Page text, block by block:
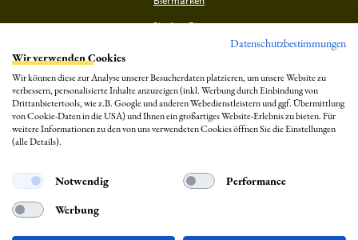
Stadion Bier
Bierhistorisches
Wo trinkt man welches Bier?
Hinweise
Datenschutzbestimmungen
Wir verwenden Cookies
Wir können diese zur Analyse unserer Besucherdaten platzieren, um unsere Website zu
verbessern, personalisierte Inhalte anzuzeigen (inkl. Werbung durch Einbindung von
Drittanbietertools, wie z.B. Google und anderen Webedienstleistern und ggf. Übermittlung
von Cookie-Daten in die USA) und Ihnen ein großartiges Website-Erlebnis zu bieten. Für
weitere Informationen zu den von uns verwendeten Cookies öffnen Sie die Einstellungen
(alle Details).
Notwendig
Performance
Werbung